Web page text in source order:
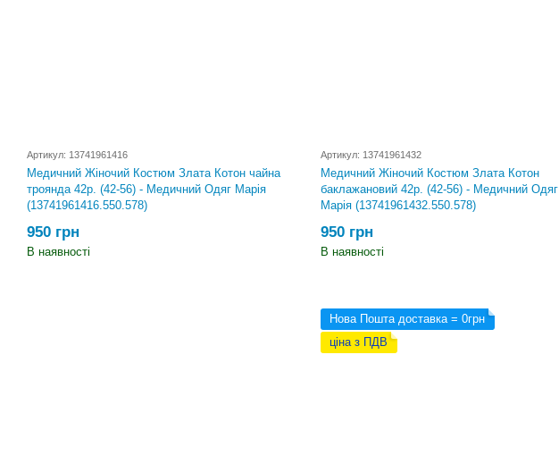
Артикул: 13741961416
Медичний Жіночий Костюм Злата Котон чайна
троянда 42р. (42-56) - Медичний Одяг Марія
(13741961416.550.578)
950 грн
В наявності
Артикул: 13741961432
Медичний Жіночий Костюм Злата Котон
баклажановий 42р. (42-56) - Медичний Одяг
Марія (13741961432.550.578)
950 грн
В наявності
Нова Пошта доставка = 0грн
ціна з ПДВ